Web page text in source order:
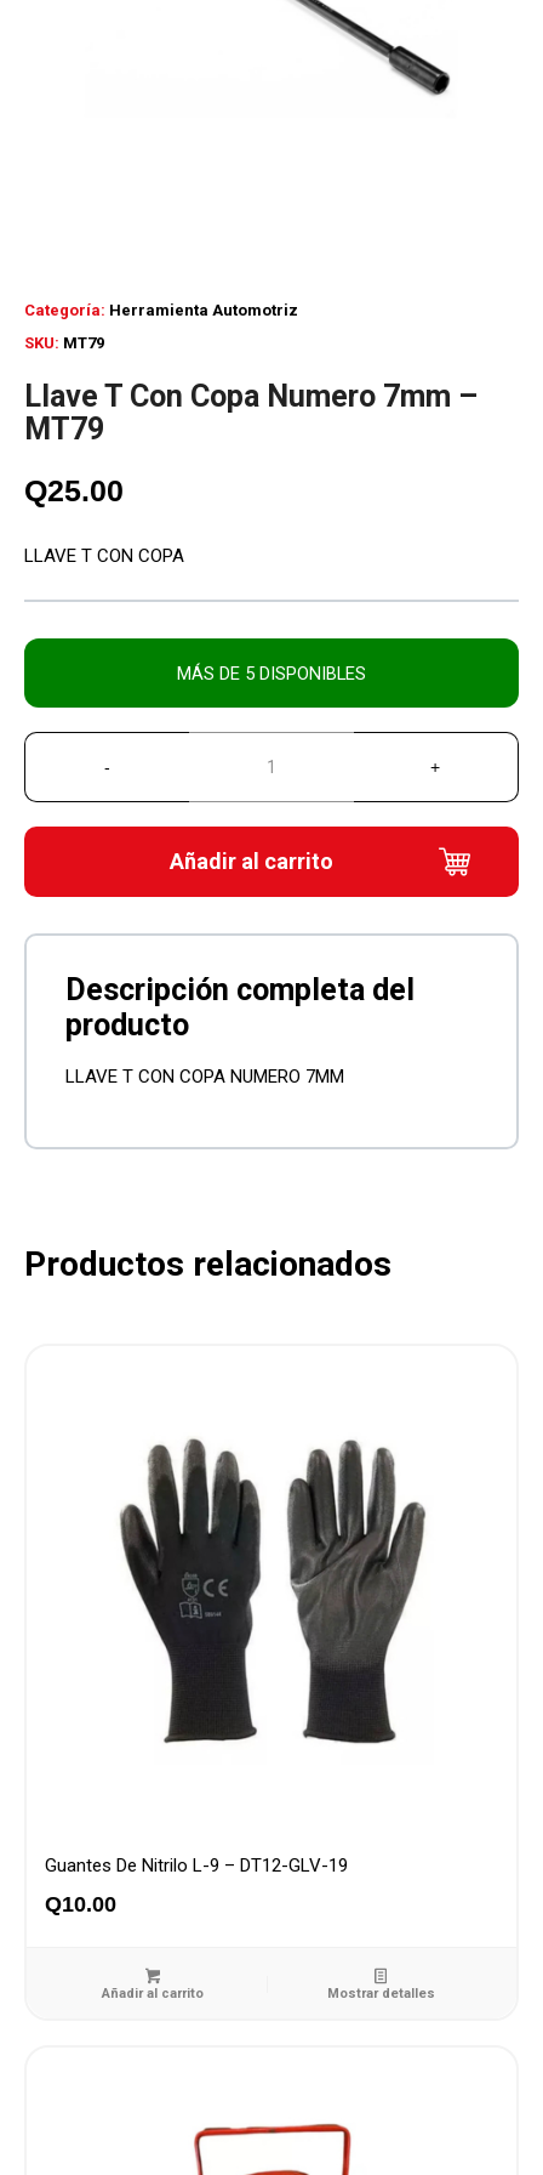
SKU: MT79
Categoría: Herramienta Automotriz
Llave T Con Copa Numero 7mm –
MT79
Q25.00
LLAVE T CON COPA
MÁS DE 5 DISPONIBLES
Añadir al carrito
LLAVE T CON COPA NUMERO 7MM
Productos relacionados
Guantes De Nitrilo L-9 – DT12-GLV-19
Q10.00
Añadir al carrito Mostrar detalles